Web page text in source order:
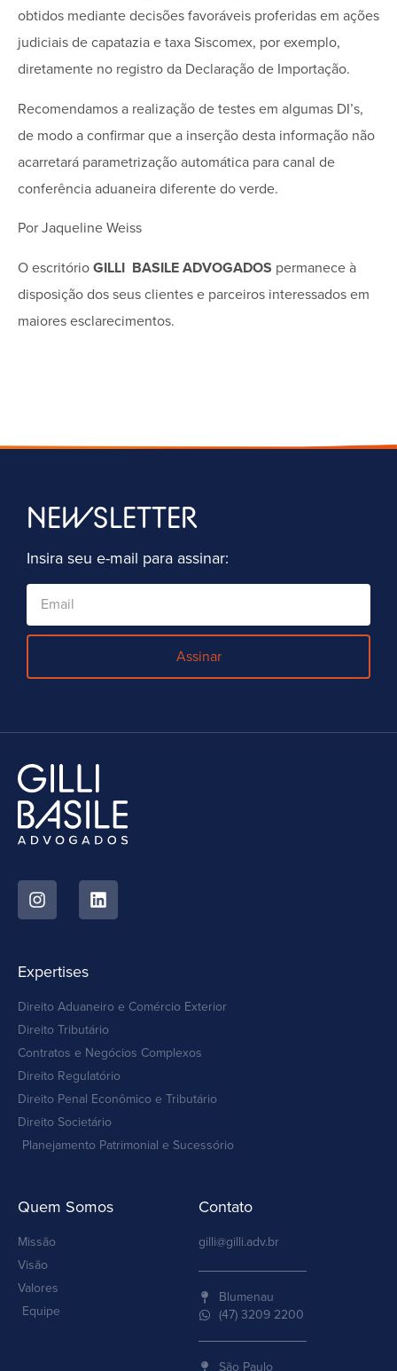
obtidos mediante decisões favoráveis proferidas em ações
judiciais de capatazia e taxa Siscomex, por exemplo,
diretamente no registro da Declaração de Importação.
Recomendamos a realização de testes em algumas DI’s,
de modo a confirmar que a inserção desta informação não
acarretará parametrização automática para canal de
conferência aduaneira diferente do verde.
Por Jaqueline Weiss
O escritório GILLI BASILE ADVOGADOS permanece à
disposição dos seus clientes e parceiros interessados em
maiores esclarecimentos.
NEWSLETTER
Insira seu e-mail para assinar:
Assinar
Expertises
Direito Aduaneiro e Comércio Exterior
Direito Tributário
Contratos e Negócios Complexos
Direito Regulatório
Direito Penal Econômico e Tributário
Direito Societário
Planejamento Patrimonial e Sucessório
Quem Somos
Missão
Visão
Valores
Equipe
Contato
gilli@gilli.adv.br
Blumenau
(47) 3209 2200
São Paulo